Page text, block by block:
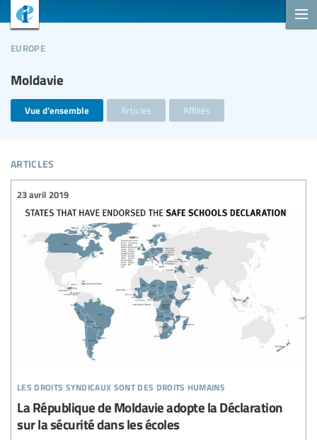
Moldavie
europe
Vue d’ensemble Articles Affiliés
articles
les droits syndicaux sont des droits humains
23 avril 2019
La République de Moldavie adopte la Déclaration
sur la sécurité dans les écoles